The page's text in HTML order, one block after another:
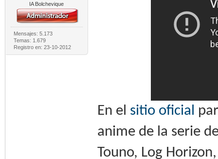
IA Bolchevique
Mensajes: 5.173
Temas: 1.679
Registro en: 23-10-2012
En el sitio oficial
anime de la serie
Touno, Log